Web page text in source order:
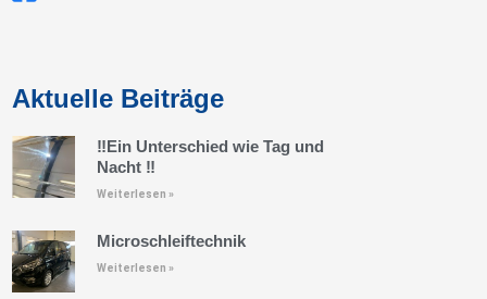
Aktuelle Beiträge
‼️Ein Unterschied wie Tag und
Nacht ‼️
Weiterlesen »
Microschleiftechnik
Weiterlesen »